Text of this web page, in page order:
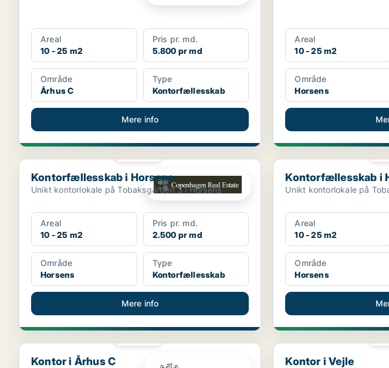
Areal
10 - 25 m2
Pris pr. md.
5.800 pr md
Område
Århus C
Type
Kontorfællesskab
Mere info
Areal
10 - 25 m2
Område
Horsens
Kontorfællesskab i Horsens
Kontorfællesskab i Horsens
Unikt kontorlokale på Tobaksgården 3 i Horsens
Areal
10 - 25 m2
Pris pr. md.
2.500 pr md
Område
Horsens
Type
Kontorfællesskab
Mere info
Kontorfællesskab i
Kontorfællesskab i
Unikt kontorlokale på
Areal
10 - 25 m2
Område
Horsens
Kontor i Århus C
Kontor i Århus C
Kontor i Vejle
Kontor i Vejle